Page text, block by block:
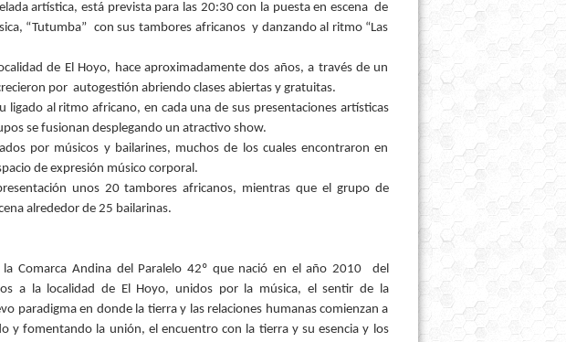
artística, está prevista para las 20:30 con la puesta en escena de
“Tutumba” con sus tambores africanos y danzando al ritmo “Las
de El Hoyo, hace aproximadamente dos años, a través de un
por autogestión abriendo clases abiertas y gratuitas.
ligado al ritmo africano, en cada una de sus presentaciones artísticas
se fusionan desplegando un atractivo show.
por músicos y bailarines, muchos de los cuales encontraron en
de expresión músico corporal.
unos 20 tambores africanos, mientras que el grupo de
alrededor de 25 bailarinas.
Comarca Andina del Paralelo 42º que nació en el año 2010 del
a la localidad de El Hoyo, unidos por la música, el sentir de la
paradigma en donde la tierra y las relaciones humanas comienzan a
y fomentando la unión, el encuentro con la tierra y su esencia y los